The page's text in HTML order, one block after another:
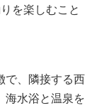
を楽しむこと
で、隣接する西
海水浴と温泉を